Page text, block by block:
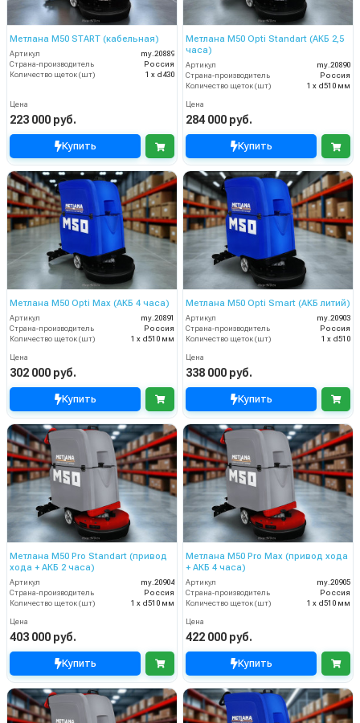
Метлана М50 START (кабельная)
Артикул
my.20889
Страна-производитель
Россия
Количество щеток (шт)
1 х d430
Цена
223 000 руб.
Купить
Метлана М50 Opti Standart (АКБ 2,5
часа)
Артикул
my.20890
Страна-производитель
Россия
Количество щеток (шт)
1 х d510 мм
Цена
284 000 руб.
Купить
Метлана М50 Opti Max (АКБ 4 часа)
Артикул
my.20891
Страна-производитель
Россия
Количество щеток (шт)
1 х d510 мм
Цена
302 000 руб.
Купить
Метлана М50 Opti Smart (АКБ литий)
Артикул
my.20903
Страна-производитель
Россия
Количество щеток (шт)
1 х d510
Цена
338 000 руб.
Купить
Метлана М50 Pro Standart (привод
хода + АКБ 2 часа)
Артикул
my.20904
Страна-производитель
Россия
Количество щеток (шт)
1 х d510 мм
Цена
403 000 руб.
Купить
Метлана M50 Pro Max (привод хода
+ АКБ 4 часа)
Артикул
my.20905
Страна-производитель
Россия
Количество щеток (шт)
1 х d510 мм
Цена
422 000 руб.
Купить